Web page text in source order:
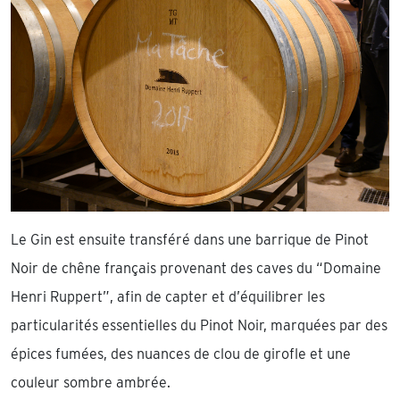
Le Gin est ensuite transféré dans une barrique de Pinot
Noir de chêne français provenant des caves du “Domaine
Henri Ruppert”, afin de capter et d’équilibrer les
particularités essentielles du Pinot Noir, marquées par des
épices fumées, des nuances de clou de girofle et une
couleur sombre ambrée.